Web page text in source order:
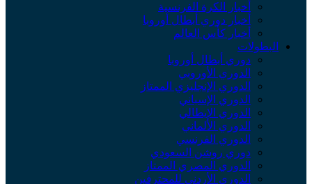
أخبار الكرة الفرنسية
أخبار دوري أبطال أوروبا
أخبار كأس العالم
دوري أبطال أوروبا
الدوري الأوروبي
الدوري الإنجليزي الممتاز
الدوري الإسباني
الدوري الإيطالي
الدوري الألماني
الدوري الفرنسي
دوري روشن السعودي
الدوري المصري الممتاز
الدوري الأردني للمحترفين